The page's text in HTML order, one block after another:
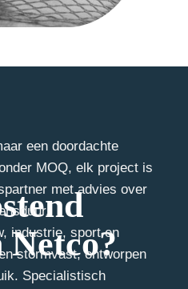
Netco?
een doordachte
MOQ, elk project is
met advies over
industrie, sport en
stormvast, ontworpen
Specialistisch